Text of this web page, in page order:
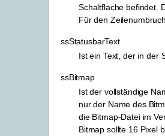
Schaltfläche befindet.
Für den
ssStatusbarText
Ist ein Text, der in der
ssBitmap
Ist der vollständige
nur der Name des
die Bitmap-Datei im
Bitmap sollte 16 Pixel